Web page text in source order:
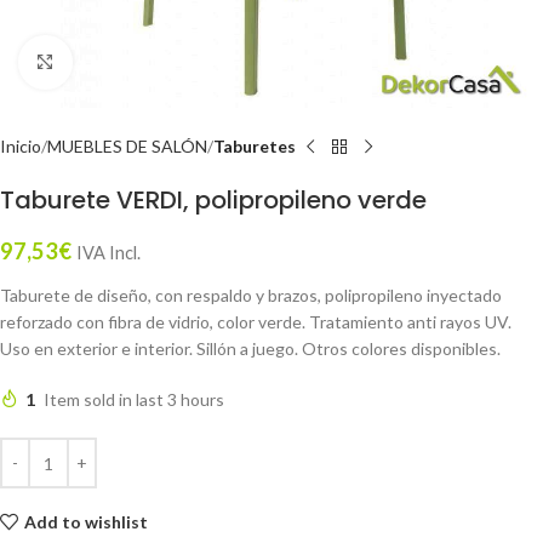
Inicio MUEBLES DE SALÓN Taburetes
Taburete VERDI, polipropileno verde
97,53€ IVA Incl.
Taburete de diseño, con respaldo y brazos, polipropileno inyectado
reforzado con fibra de vidrio, color verde. Tratamiento anti rayos UV.
Uso en exterior e interior. Sillón a juego. Otros colores disponibles.
1 Item sold in last 3 hours
Add to wishlist